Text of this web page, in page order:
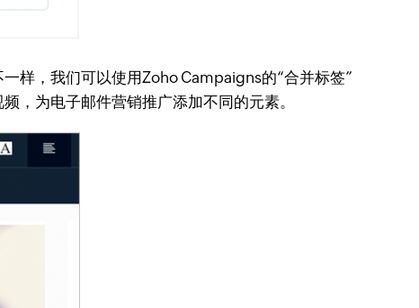
样，我们可以使用Zoho Campaigns的“合并标签”
，为电子邮件营销推广添加不同的元素。